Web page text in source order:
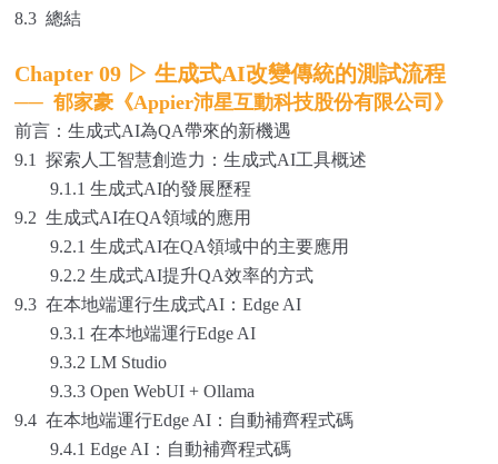
8.3 總結
Chapter 09 ▷ 生成式AI改變傳統的測試流程
── 郁家豪《Appier沛星互動科技股份有限公司》
前言：生成式AI為QA帶來的新機遇
9.1 探索人工智慧創造力：生成式AI工具概述
9.1.1 生成式AI的發展歷程
9.2 生成式AI在QA領域的應用
9.2.1 生成式AI在QA領域中的主要應用
9.2.2 生成式AI提升QA效率的方式
9.3 在本地端運行生成式AI：Edge AI
9.3.1 在本地端運行Edge AI
9.3.2 LM Studio
9.3.3 Open WebUI + Ollama
9.4 在本地端運行Edge AI：自動補齊程式碼
9.4.1 Edge AI：自動補齊程式碼